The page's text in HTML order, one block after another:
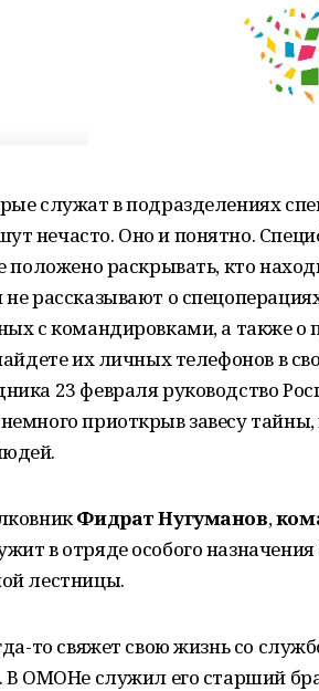
служат в подразделениях
нечасто. Оно и понятно.
положено раскрывать, кто
рассказывают о
с командировками, а также о
их личных телефонов в
23 февраля руководство
приоткрыв завесу
Фидрат Нугуманов,
в отряде особого назначения
лестницы.
то свяжет свою жизнь со
В ОМОНе служил его старший